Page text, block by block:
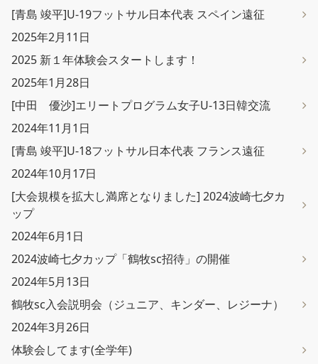
[青島 竣平]U-19フットサル日本代表 スペイン遠征
2025年2月11日
2025 新１年体験会スタートします！
2025年1月28日
[中田 優沙]エリートプログラム女子U-13日韓交流
2024年11月1日
[青島 竣平]U-18フットサル日本代表 フランス遠征
2024年10月17日
[大会規模を拡大し満席となりました] 2024波崎七夕カ
ップ
2024年6月1日
2024波崎七夕カップ「鶴牧sc招待」の開催
2024年5月13日
鶴牧sc入会説明会（ジュニア、キンダー、レジーナ）
2024年3月26日
体験会してます(全学年)